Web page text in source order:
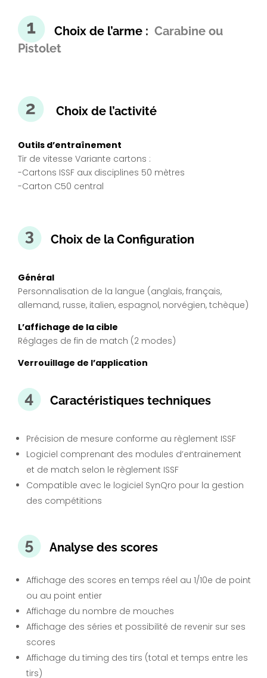
Choix de l’arme : Carabine ou
Pistolet
Choix de l’activité
Outils d’entraînement
Tir de vitesse Variante cartons :
-Cartons ISSF aux disciplines 50 mètres
-Carton C50 central
Choix de la Configuration
Général
Personnalisation de la langue (anglais, français,
allemand, russe, italien, espagnol, norvégien, tchèque)
L’affichage de la cible
Réglages de fin de match (2 modes)
Verrouillage de l’application
Caractéristiques techniques
Précision de mesure conforme au règlement ISSF
Logiciel comprenant des modules d’entrainement
et de match selon le règlement ISSF
Compatible avec le logiciel SynQro pour la gestion
des compétitions
Analyse des scores
Affichage des scores en temps réel au 1/10e de point
ou au point entier
Affichage du nombre de mouches
Affichage des séries et possibilité de revenir sur ses
scores
Affichage du timing des tirs (total et temps entre les
tirs)